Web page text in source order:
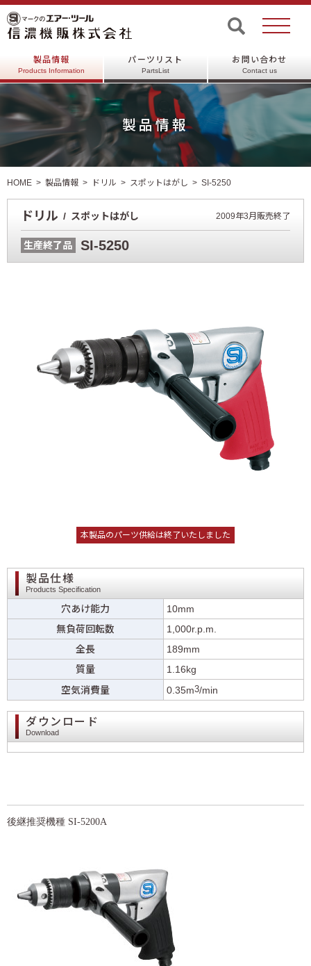
製品情報
Products Information
パーツリスト
PartsList
お問い合わせ
Contact us
製品情報
HOME 製品情報 ドリル スポットはがし SI-5250
ドリル スポットはがし 2009年3月販売終了
生産終了品 SI-5250
本製品のパーツ供給は終了いたしました
製品仕様
Products Specification
穴あけ能力
10mm
無負荷回転数
1,000r.p.m.
全長
189mm
質量
1.16kg
空気消費量
0.35m3/min
ダウンロード
Download
後継推奨機種 SI-5200A